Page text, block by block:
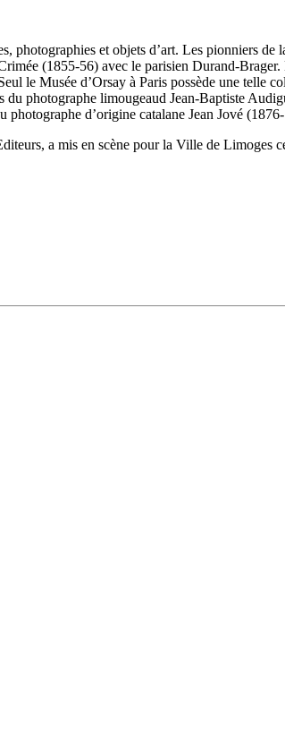
et objets d’art. Les pionniers
(1855-56) avec le parisien Durand-
le Musée d’Orsay à Paris possède une telle
photographe limougeaud Jean-Baptiste
d’origine catalane Jean Jové
a mis en scène pour la Ville de Limoges